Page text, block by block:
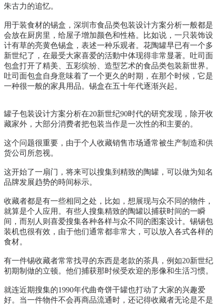
朱古力的追忆。
用于装食材的锡盒，深圳市食品类包装设计方案分析一般都是
会放在厨房里，给屋子增加颜色和性格。比如说，一只装饰设
计有草的亮黄色锡盒，表述一种乐观者。花陶罐早已有一个多
新世纪了，在最受大家喜爱的活動中体现得非常显著。吐司面
包盒打开了精美、五彩缤纷、造型艺术的食品类包装新世界。
吐司面包盒自身意味着了一个更久的时期，在那个时候，它是
一种很一般的家具用品。锡盒在五十年代逐渐兴起。
罐子包装设计方案分析在20新世纪90时代的研究发现，除开收
藏家外，大部分消费者把包装当作是一次性的和主要的。
这个问题很重要，由于个人收藏销售市场通常被生产制造和供
货公司所忽视。
这开始了一扇门，将来可以搜集到精致的陶罐，可以做为知名
品牌发展趋势的時间标示。
收藏者都是有一些相同之处，比如，想展现与众不同的物件，
就算是个人应用。有些人搜集精致的陶罐以捕获时间的一瞬
间，而别人则喜爱搜集各种各样与众不同的图案设计。锡锡包
装机也很有效，由于他们通常都非常大，可以放入各式各样的
食材。
有一件锡收藏者常常找寻的东西是老款的茶具，例如20新世纪
初期制做的立顿。他们捕获那时候受欢迎的形像和生活习惯。
就连近期搜集的1990年代曲奇饼干罐也打动了大家的兴趣爱
好。当一件物件不会再商品流通时，还记得收藏者无论是不是